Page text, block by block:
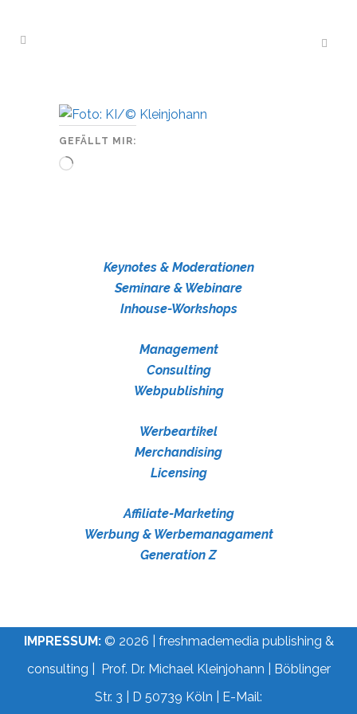
GEFÄLLT MIR:
Wird
Keynotes & Moderationen
Seminare & Webinare
Inhouse-Workshops
Management
Consulting
Webpublishing
Werbeartikel
Merchandising
Licensing
Affiliate-Marketing
Werbung & Werbemanagament
Generation Z
IMPRESSUM:© 2026 | freshmademedia publishing &
consulting | Prof. Dr. Michael Kleinjohann | Böblinger
Str. 3 | D 50739 Köln | E-Mail: